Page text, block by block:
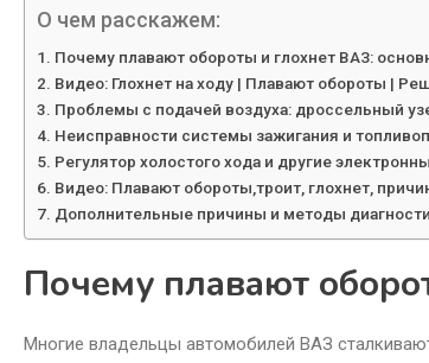
О чем расскажем:
Почему плавают обороты и глохнет ВАЗ:
Видео: Глохнет на ходу | Плавают обороты |
Проблемы с подачей воздуха: дроссельный
Неисправности системы зажигания и
Регулятор холостого хода и другие
Видео: Плавают обороты,троит, глохнет,
Дополнительные причины и методы
Почему плавают
Многие владельцы автомобилей ВАЗ